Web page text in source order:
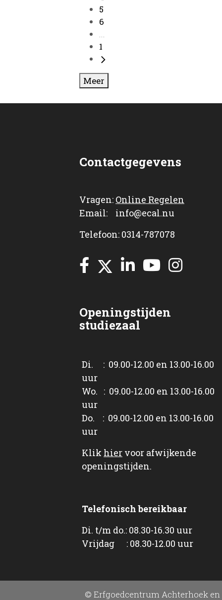
5
6
...
1
Meer
Contactgegevens
Vragen: Online Regelen
Email: info@ecal.nu
Telefoon: 0314-787078
Openingstijden
studiezaal
Di. : 09.00-12.00 en 13.00-16.00
uur
Wo. : 09.00-12.00 en 13.00-16.00
uur
Do. : 09.00-12.00 en 13.00-16.00
uur
Klik hier voor afwijkende
openingstijden.
Telefonisch bereikbaar
Di. t/m do.: 08.30-16.30 uur
Vrijdag : 08.30-12.00 uur
© Erfgoedcentrum Achterhoek en